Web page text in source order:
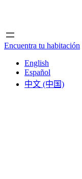
Encuentra tu habitación
English
Español
中文 (中国)